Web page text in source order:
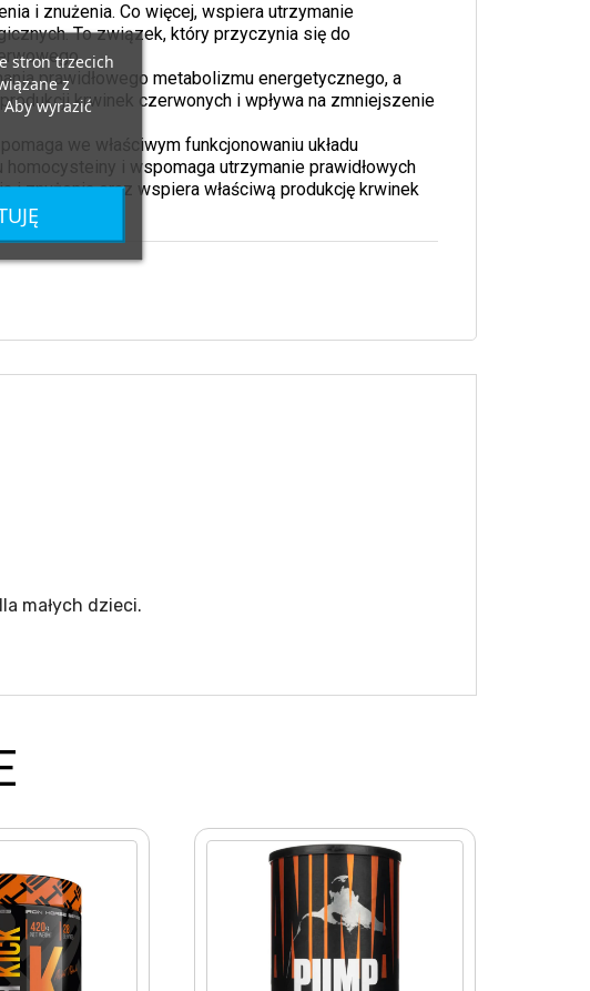
i znużenia. Co więcej, wspiera utrzymanie
To związek, który przyczynia się do
prawidłowego metabolizmu energetycznego, a
krwinek czerwonych i wpływa na zmniejszenie
we właściwym funkcjonowaniu układu
i wspomaga utrzymanie prawidłowych
znużenia oraz wspiera właściwą produkcję krwinek
małych dzieci.
stron trzecich
z
wyrazić